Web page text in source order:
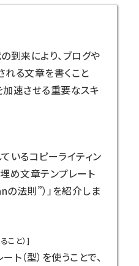
到来により、ブログや
れる文章を書くこと
加速させる重要なスキ
いるコピーライティン
め文章テンプレート
法則”）」を紹介しま
こと）]
ト（型）を使うことで、